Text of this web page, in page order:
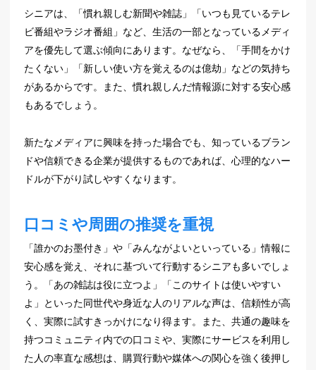
シニアは、「慣れ親しむ新聞や雑誌」「いつも見ているテレ
ビ番組やラジオ番組」など、生活の一部となっているメディ
アを優先して選ぶ傾向にあります。なぜなら、「手間をかけ
たくない」「新しい使い方を覚えるのは億劫」などの気持ち
があるからです。また、慣れ親しんだ情報源に対する安心感
もあるでしょう。
新たなメディアに興味を持った場合でも、知っているブラン
ドや信頼できる企業が提供するものであれば、心理的なハー
ドルが下がり試しやすくなります。
口コミや周囲の推奨を重視
「誰かのお墨付き」や「みんながよいといっている」情報に
安心感を覚え、それに基づいて行動するシニアも多いでしょ
う。「あの雑誌は役に立つよ」「このサイトは使いやすい
よ」といった同世代や身近な人のリアルな声は、信頼性が高
く、実際に試すきっかけになり得ます。また、共通の趣味を
持つコミュニティ内での口コミや、実際にサービスを利用し
た人の率直な感想は、購買行動や媒体への関心を強く後押し